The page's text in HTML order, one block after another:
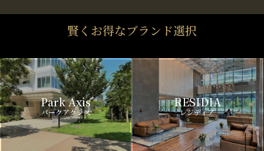
賢くお得なブランド選択
Park Axis
パークアクシス
RESIDIA
レジディア